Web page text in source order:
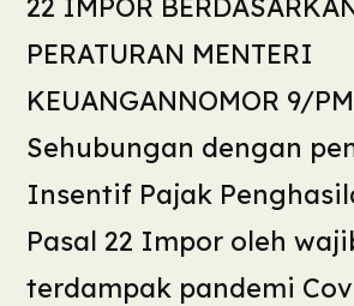
22 IMPOR
PERATURAN MENTERI
KEUANGANNOMOR 9/
Sehubungan dengan
Insentif Pajak
Pasal 22 Impor oleh
terdampak pandemi